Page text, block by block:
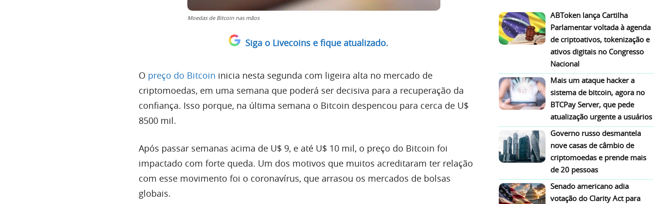
Moedas de Bitcoin nas mãos
Siga o Livecoins e fique atualizado.
O preço do Bitcoin inicia nesta segunda com ligeira alta no mercado de
criptomoedas, em uma semana que poderá ser decisiva para a recuperação da
confiança. Isso porque, na última semana o Bitcoin despencou para cerca de U$
8500 mil.
Após passar semanas acima de U$ 9, e até U$ 10 mil, o preço do Bitcoin foi
impactado com forte queda. Um dos motivos que muitos acreditaram ter relação
com esse movimento foi o coronavírus, que arrasou os mercados de bolsas
globais.
ABToken lança Cartilha
Parlamentar voltada à agenda
de criptoativos, tokenização e
ativos digitais no Congresso
Nacional
Mais um ataque hacker a
sistema de bitcoin, agora no
BTCPay Server, que pede
atualização urgente a usuários
Governo russo desmantela
nove casas de câmbio de
criptomoedas e prende mais
de 20 pessoas
Senado americano adia
votação do Clarity Act para